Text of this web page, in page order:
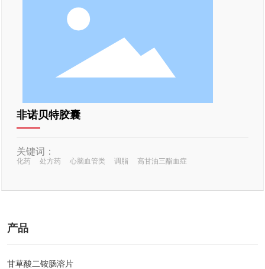
非诺贝特胶囊
关键词：
化药 处方药 心脑血管类 调脂 高甘油三酯血症
产品
甘草酸二铵肠溶片